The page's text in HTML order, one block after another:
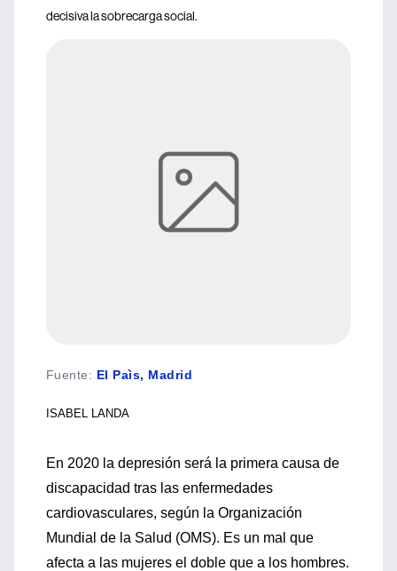
decisiva la sobrecarga social.
Fuente: El Paìs, Madrid
ISABEL LANDA
En 2020 la depresión será la primera causa de
discapacidad tras las enfermedades
cardiovasculares, según la Organización
Mundial de la Salud (OMS). Es un mal que
afecta a las mujeres el doble que a los hombres.